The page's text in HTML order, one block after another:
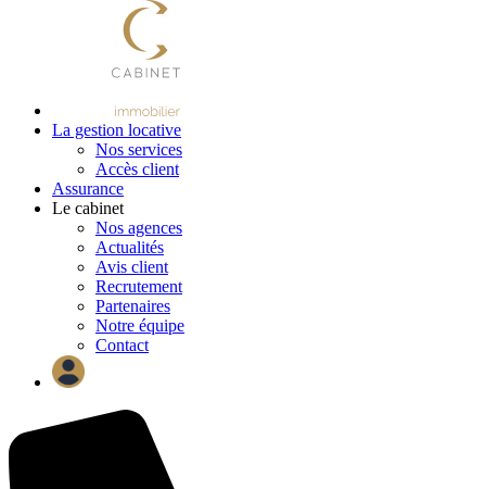
La gestion locative
Nos services
Accès client
Assurance
Le cabinet
Nos agences
Actualités
Avis client
Recrutement
Partenaires
Notre équipe
Contact